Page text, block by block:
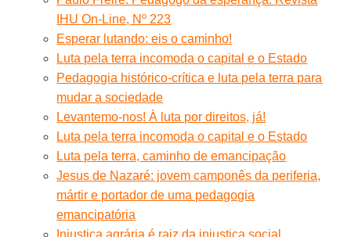
IHU On-Line, Nº 223
Esperar lutando: eis o caminho!
Luta pela terra incomoda o capital e o Estado
Pedagogia histórico-crítica e luta pela terra para
mudar a sociedade
Levantemo-nos! À luta por direitos, já!
Luta pela terra incomoda o capital e o Estado
Luta pela terra, caminho de emancipação
Jesus de Nazaré: jovem camponês da periferia,
mártir e portador de uma pedagogia
emancipatória
Injustiça agrária é raiz da injustiça social